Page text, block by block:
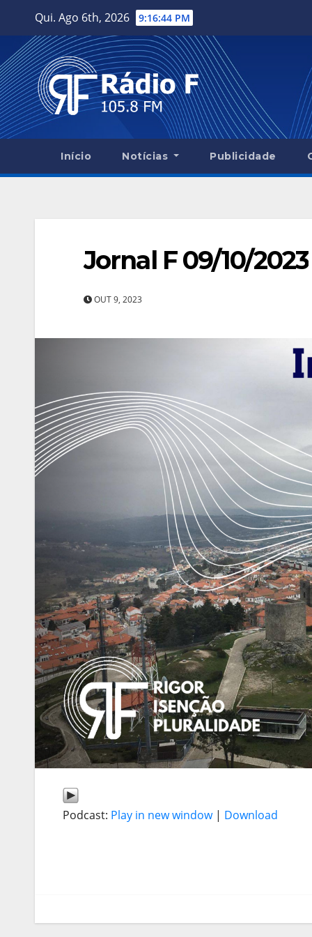
content
Qui. Ago 6th, 2026 9:16:45 PM
Início Notícias Publicidade
Jornal F 09/10/2023
OUT 9, 2023
Podcast: Play in new window| Download